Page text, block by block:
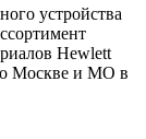
устройства
Hewlett
Москве и МО в